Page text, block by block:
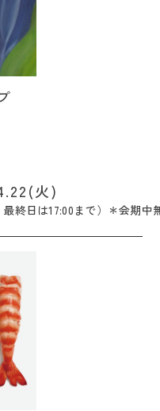
火)
終日は17:00まで）＊会期中